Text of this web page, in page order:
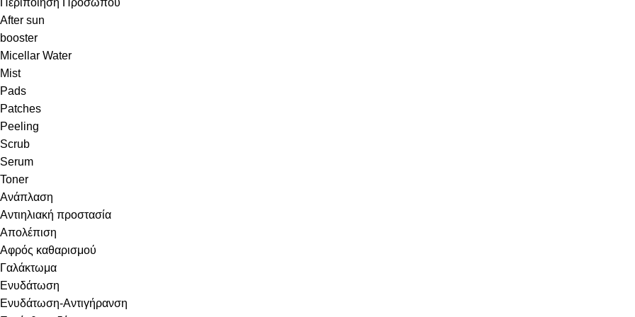
Περιποίηση Προσώπου
After sun
booster
Micellar Water
Mist
Pads
Patches
Peeling
Scrub
Serum
Toner
Ανάπλαση
Αντιηλιακή προστασία
Απολέπιση
Αφρός καθαρισμού
Γαλάκτωμα
Ενυδάτωση
Ενυδάτωση-Αντιγήρανση